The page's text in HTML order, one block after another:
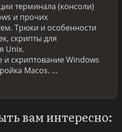
терминала (консоли)
и прочих
Трюки и особенности
скрипты для
Unix.
скриптование Windows
Macos. …
вам интересно: